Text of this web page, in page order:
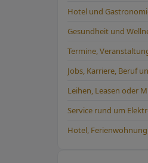
Hotel und
Gesundheit und
Termine,
Jobs, Karriere, Beruf
Leihen, Leasen oder
Service rund um
Hotel,